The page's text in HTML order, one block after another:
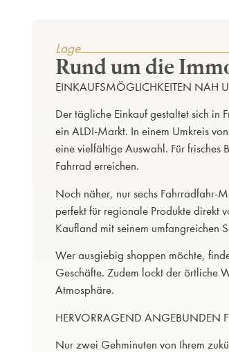
Lage
Rund um die
EINKAUFSMÖGLICHKEITEN NAH
Der tägliche Einkauf gestaltet sich in
ein ALDI-Markt. In einem Umkreis
eine vielfältige Auswahl. Für frisches
Fahrrad erreichen.
Noch näher, nur sechs Fahrradfahr-
perfekt für regionale Produkte direkt
Kaufland mit seinem umfangreichen
Wer ausgiebig shoppen möchte,
Geschäfte. Zudem lockt der örtliche
Atmosphäre.
HERVORRAGEND ANGEBUNDEN
Nur zwei Gehminuten von Ihrem